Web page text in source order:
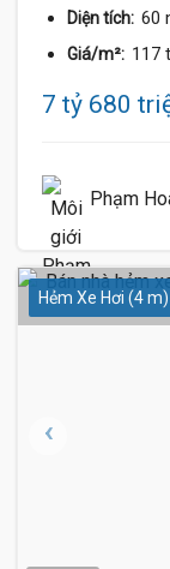
Diện tích: 60
Giá/m²: 117
7 tỷ 680
Phạm
Hẻm Xe Hơi (4 m)